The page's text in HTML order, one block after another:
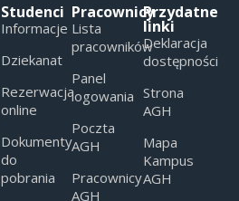
Studenci
Informacje
Dziekanat
Rezerwacja
online
Dokumenty
do
pobrania
Pracownicy
Lista
pracowników
Panel
logowania
Poczta
AGH
Pracownicy
AGH
Przydatne
linki
Deklaracja
dostępności
Strona
AGH
Mapa
Kampus
AGH